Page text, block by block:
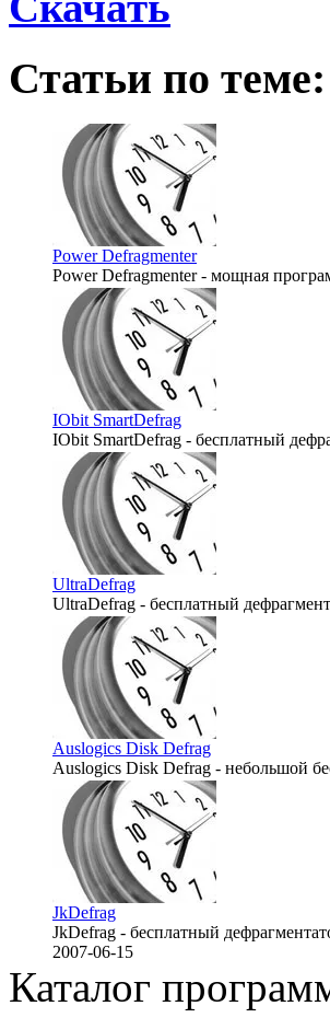
Статьи по теме:
Power Defragmenter
Power Defragmenter - мощная
2007-12-04
IObit SmartDefrag
IObit SmartDefrag - бесплатный
2007-07-30
UltraDefrag
UltraDefrag - бесплатный
2007-07-18
Auslogics Disk Defrag
Auslogics Disk Defrag - небольшой
2007-06-24
JkDefrag
JkDefrag - бесплатный
2007-06-15
Каталог